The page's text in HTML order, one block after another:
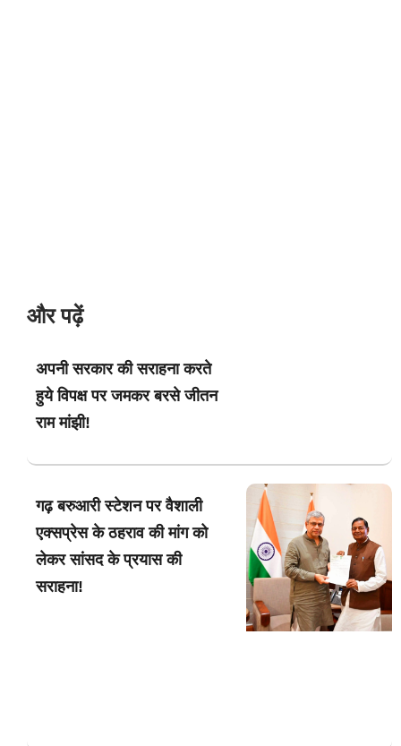
और पढ़ें
अपनी सरकार की सराहना करते
हुये विपक्ष पर जमकर बरसे जीतन
राम मांझी!
गढ़ बरुआरी स्टेशन पर वैशाली
एक्सप्रेस के ठहराव की मांग को
लेकर सांसद के प्रयास की
सराहना!